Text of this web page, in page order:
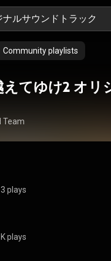
Community playlists
てゆけ2 オリ
Team
plays
plays